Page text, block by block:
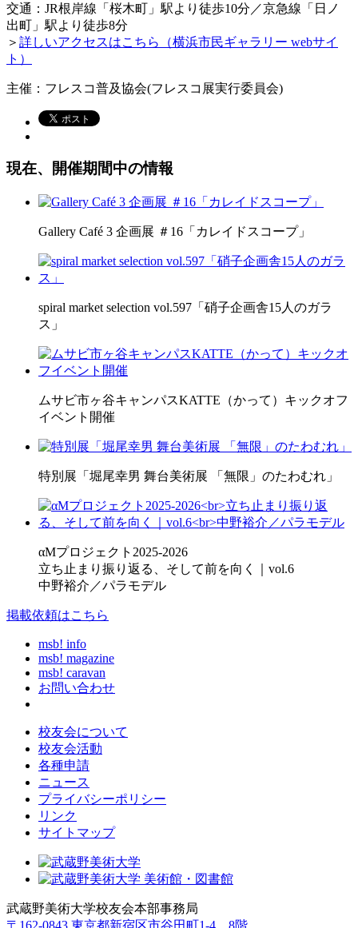
交通：JR根岸線「桜木町」駅より徒歩10分／京急線「日ノ
出町」駅より徒歩8分
＞ 詳しいアクセスはこちら（横浜市民ギャラリー webサイ
ト）
主催：フレスコ普及協会(フレスコ展実行委員会)
現在、開催期間中の情報
Gallery Café 3 企画展 ＃16「カレイドスコープ」
spiral market selection vol.597「硝子企画舎15人のガラ
ス」
ムサビ市ヶ谷キャンパスKATTE（かって）キックオフ
イベント開催
特別展「堀尾幸男 舞台美術展 「無限」のたわむれ」
αMプロジェクト2025-2026
立ち止まり振り返る、そして前を向く｜vol.6
中野裕介／パラモデル
掲載依頼はこちら
msb! info
msb! magazine
msb! caravan
お問い合わせ
校友会について
校友会活動
各種申請
ニュース
プライバシーポリシー
リンク
サイトマップ
武蔵野美術大学校友会本部事務局
〒162-0843 東京都新宿区市谷田町1-4 8階